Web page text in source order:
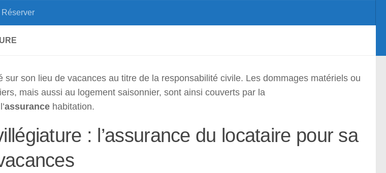
d'Agde
Réserver
sur son lieu de vacances au titre de la responsabilité civile. Les dommages matériels ou
mais aussi au logement saisonnier, sont ainsi couverts par la
assurance habitation.
: l’assurance du locataire pour sa